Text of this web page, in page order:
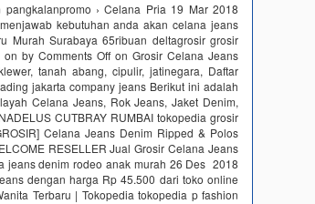
› Celana Pria 19 Mar 2018
kebutuhan anda akan celana jeans
Murah Surabaya 65ribuan deltagrosir grosir
by Comments Off on Grosir Celana Jeans
tanah abang, cipulir, jatinegara, Daftar
jakarta company jeans Berikut ini adalah
Celana Jeans, Rok Jeans, Jaket Denim,
CUTBRAY RUMBAI tokopedia grosir
Celana Jeans Denim Ripped & Polos
RESELLER Jual Grosir Celana Jeans
jeans denim rodeo anak murah 26 Des 2018
dengan harga Rp 45.500 dari toko online
Terbaru | Tokopedia tokopedia p fashion